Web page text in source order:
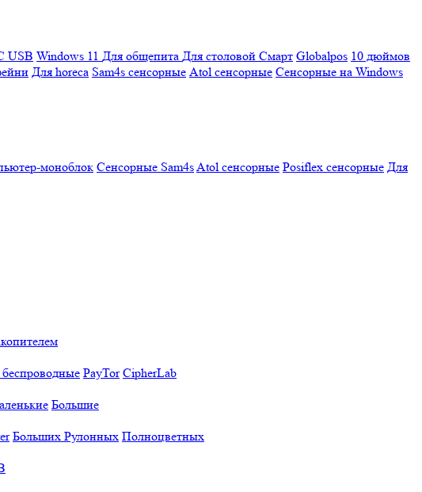
USB Windows 11 Для общепита Для столовой Смарт Globalpos 10 дюймов
Для horeca Sam4s сенсорные Atol сенсорные Сенсорные на Windows
моноблок Сенсорные Sam4sAtol сенсорные Posiflex сенсорные Для
PayTor CipherLab
Большие
Больших Рулонных Полноцветных